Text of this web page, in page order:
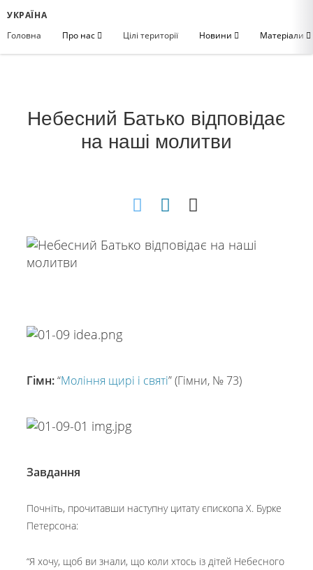
УКРАЇНА
Головна
Про нас Цілі території Новини Матеріали
Небесний Батько відповідає
на наші молитви
Гімн:“Моління щирі і святі” (Гімни, № 73)
Завдання
Почніть, прочитавши наступну цитату єпископа Х. Бурке
Петерсона:
“Я хочу, щоб ви знали, що коли хтось із дітей Небесного